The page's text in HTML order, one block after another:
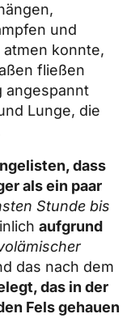
und
konnte,
fließen
angespannt
Lunge, die
dass
als ein paar
Stunde bis
aufgrund
das nach dem
das in der
Fels gehauen